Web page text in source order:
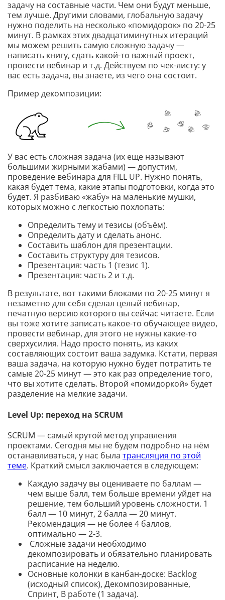
задачу на составные части. Чем они будут меньше,
тем лучше. Другими словами, глобальную задачу
нужно поделить на несколько «помидорок» по 20-25
минут. В рамках этих двадцатиминутных итераций
мы можем решить самую сложную задачу —
написать книгу, сдать какой-то важный проект,
провести вебинар и т.д. Действуем по чек-листу: у
вас есть задача, вы знаете, из чего она состоит.
Пример декомпозиции:
У вас есть сложная задача (их еще называют
большими жирными жабами) — допустим,
проведение вебинара для FILL UP. Нужно понять,
какая будет тема, какие этапы подготовки, когда это
будет. Я разбиваю «жабу» на маленькие мушки,
которых можно с легкостью похлопать:
Определить тему и тезисы (объём).
Определить дату и сделать анонс.
Составить шаблон для презентации.
Составить структуру для тезисов.
Презентация: часть 1 (тезис 1).
Презентация: часть 2 и т.д.
В результате, вот такими блоками по 20-25 минут я
незаметно для себя сделал целый вебинар,
печатную версию которого вы сейчас читаете. Если
вы тоже хотите записать какое-то обучающее видео,
провести вебинар, для этого не нужны какие-то
сверхусилия. Надо просто понять, из каких
составляющих состоит ваша задумка. Кстати, первая
ваша задача, на которую нужно будет потратить те
самые 20-25 минут — это как раз определение того,
что вы хотите сделать. Второй «помидоркой» будет
разделение на мелкие задачи.
Level Up: переход на SCRUM
SCRUM — самый крутой метод управления
проектами. Сегодня мы не будем подробно на нём
останавливаться, у нас была трансляция по этой
теме. Краткий смысл заключается в следующем:
Каждую задачу вы оцениваете по баллам —
чем выше балл, тем больше времени уйдет на
решение, тем больший уровень сложности. 1
балл — 10 минут, 2 балла — 20 минут.
Рекомендация — не более 4 баллов,
оптимально — 2-3.
Сложные задачи необходимо
декомпозировать и обязательно планировать
расписание на неделю.
Основные колонки в канбан-доске: Backlog
(исходный список), Декомпозированные,
Спринт, В работе (1 задача).